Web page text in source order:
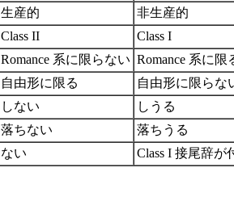
生産的
非生産的
Class II
Class I
Romance 系に限らない Romance 系に限
自由形に限る
自由形に限らな
しない
しうる
落ちない
落ちうる
ない Class I 接尾辞が